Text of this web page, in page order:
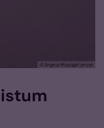
© Angela Mispagel privat